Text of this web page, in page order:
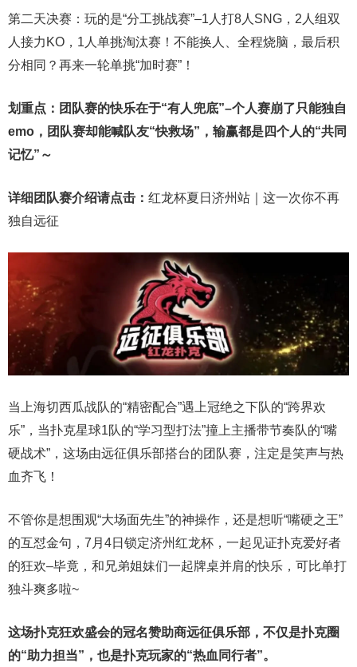
第二天决赛：玩的是“分工挑战赛”–1人打8人SNG，2人组双
人接力KO，1人单挑淘汰赛！不能换人、全程烧脑，最后积
分相同？再来一轮单挑“加时赛”！
划重点：团队赛的快乐在于“有人兜底”–个人赛崩了只能独自
emo，团队赛却能喊队友“快救场”，输赢都是四个人的“共同
记忆”～
详细团队赛介绍请点击： 红龙杯夏日济州站｜这一次你不再
独自远征
当上海切西瓜战队的“精密配合”遇上冠绝之下队的“跨界欢
乐”，当扑克星球1队的“学习型打法”撞上主播带节奏队的“嘴
硬战术”，这场由远征俱乐部搭台的团队赛，注定是笑声与热
血齐飞！
不管你是想围观“大场面先生”的神操作，还是想听“嘴硬之王”
的互怼金句，7月4日锁定济州红龙杯，一起见证扑克爱好者
的狂欢–毕竟，和兄弟姐妹们一起牌桌并肩的快乐，可比单打
独斗爽多啦~
这场扑克狂欢盛会的冠名赞助商远征俱乐部，不仅是扑克圈
的“助力担当”，也是扑克玩家的“热血同行者”。